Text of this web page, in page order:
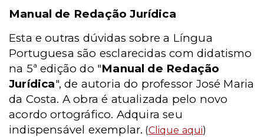
Manual de Redação Jurídica
Esta e outras dúvidas sobre a Língua
Portuguesa são esclarecidas com didatismo
na 5ª edição do "Manual de Redação
Jurídica", de autoria do professor José Maria
da Costa. A obra é atualizada pelo novo
acordo ortográfico. Adquira seu
indispensável exemplar. (Clique aqui)